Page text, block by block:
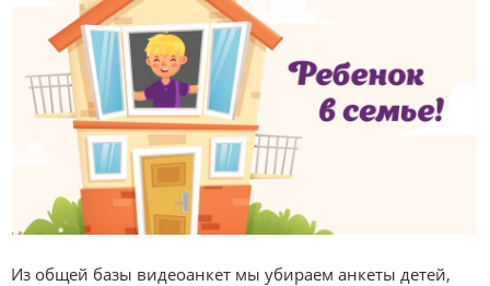
Из общей базы видеоанкет мы убираем анкеты детей,